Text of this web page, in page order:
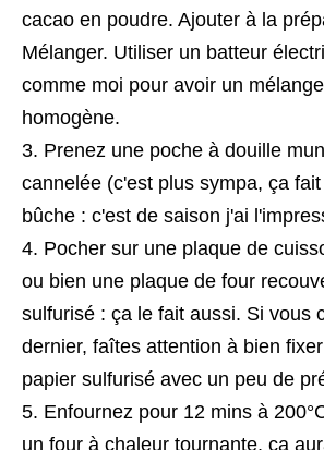
cacao en poudre. Ajouter à la
Mélanger. Utiliser un batteur
comme moi pour avoir un
homogène.
Prenez une poche à douille
cannelée (c'est plus sympa, ça
bûche : c'est de saison j'ai
Pocher sur une plaque de
ou bien une plaque de four
sulfurisé : ça le fait aussi. Si vous
dernier, faîtes attention à bien
papier sulfurisé avec un peu de
Enfournez pour 12 mins à
un four à chaleur tournante, ça